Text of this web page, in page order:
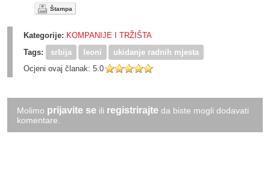
Štampa
Kategorije: KOMPANIJE I TRŽIŠTA
Tags:
srbija leoni
ukidanje radnih mjesta
Ocjeni ovaj članak: 5.0
Molimo prijavite se ili registrirajte da biste mogli dodavati
komentare.